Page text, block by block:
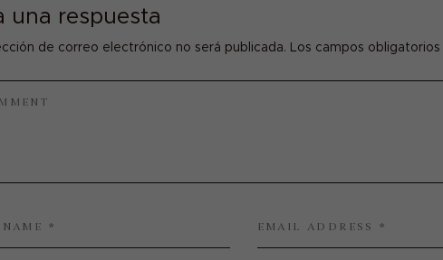
una respuesta
de correo electrónico no será publicada. Los campos